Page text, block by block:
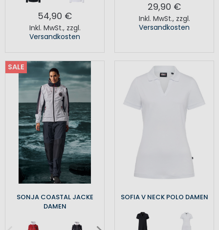
54,90 €
Inkl. MwSt., zzgl.
Versandkosten
29,90 €
Inkl. MwSt., zzgl.
Versandkosten
SALE
SONJA COASTAL JACKE
DAMEN
SOFIA V NECK POLO DAMEN